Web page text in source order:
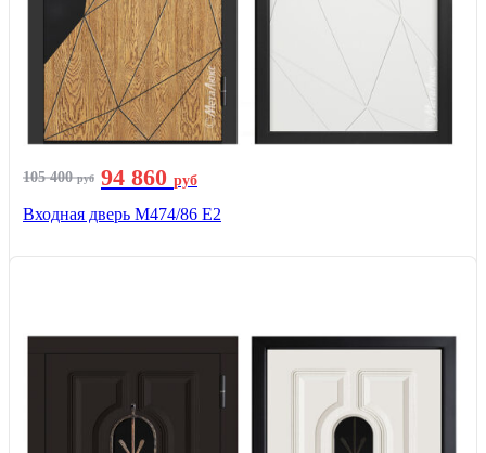
105 400руб 94 860 руб
Входная дверь М474/86 Е2